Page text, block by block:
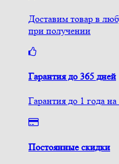
Доставим товар в
при получении
Гарантия до 365 дней
Гарантия до 1 года
Постоянные скидки